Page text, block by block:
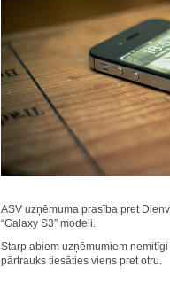
ASV uzņēmuma prasība pret
“Galaxy S3” modeli.
Starp abiem uzņēmumiem
pārtrauks tiesāties viens pret otru.